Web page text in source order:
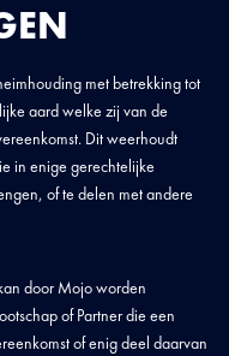
met betrekking tot
aard welke zij van de
Dit weerhoudt
in enige gerechtelijke
of te delen met andere
door Mojo worden
of Partner die een
of enig deel daarvan